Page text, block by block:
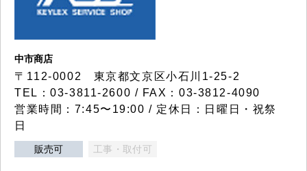
中市商店
〒112-0002 東京都文京区小石川1-25-2
TEL：03-3811-2600 / FAX：03-3812-4090
営業時間：7:45〜19:00 / 定休日：日曜日・祝祭
日
販売可 工事・取付可